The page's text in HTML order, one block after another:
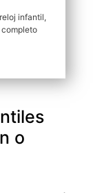
infantil,
completo
o